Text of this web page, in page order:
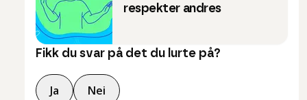
respekter andres
Fikk du svar på det du lurte på?
Ja Nei